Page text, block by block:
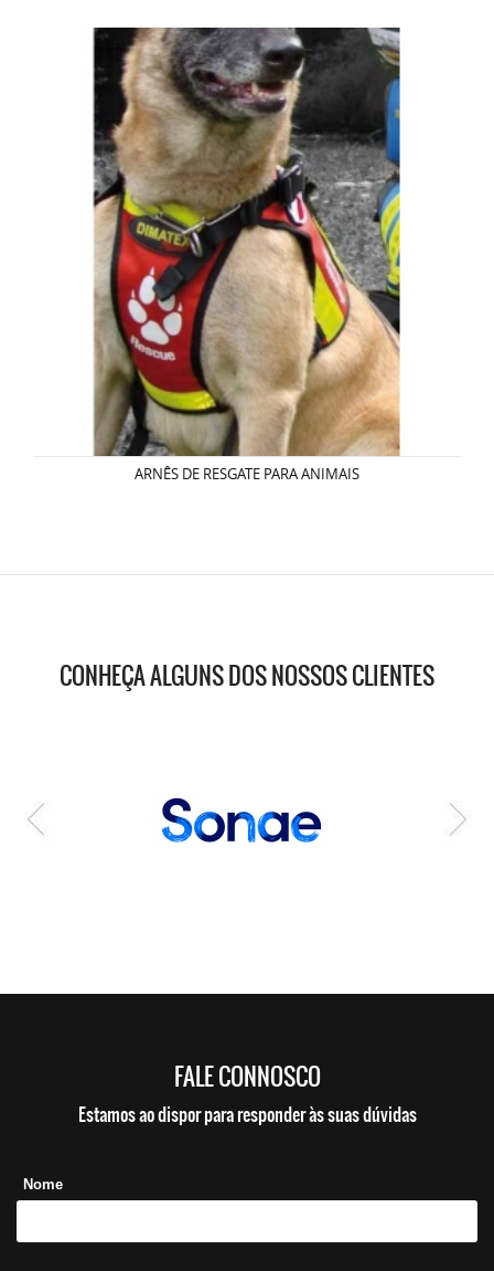
ARNÊS DE RESGATE PARA ANIMAIS
CONHEÇA ALGUNS DOS NOSSOS CLIENTES
FALE CONNOSCO
Estamos ao dispor para responder às suas dúvidas
Nome